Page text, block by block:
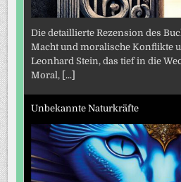
Die detaillierte Rezension des
Macht und moralische Konflikte
Leonhard Stein, das tief in die
Moral, [...]
Unbekannte Naturkräfte